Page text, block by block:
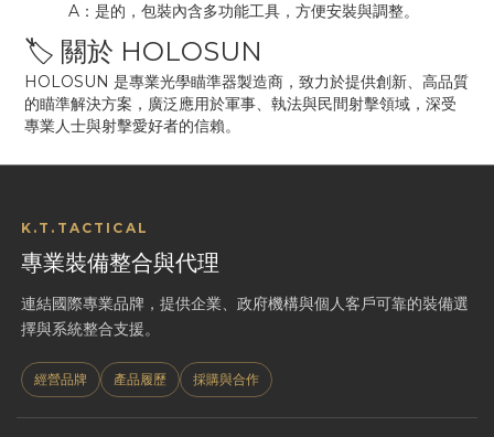
A：是的，包裝內含多功能工具，方便安裝與調整。
🏷 關於 HOLOSUN
HOLOSUN 是專業光學瞄準器製造商，致力於提供創新、高品質
的瞄準解決方案，廣泛應用於軍事、執法與民間射擊領域，深受
專業人士與射擊愛好者的信賴。
K.T.TACTICAL
專業裝備整合與代理
連結國際專業品牌，提供企業、政府機構與個人客戶可靠的裝備選
擇與系統整合支援。
經營品牌 產品履歷 採購與合作